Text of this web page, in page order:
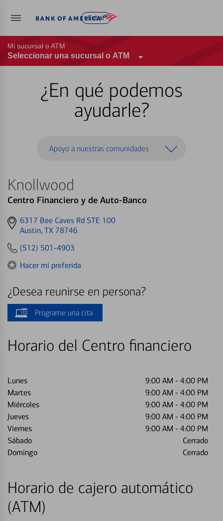
Entrar
Mi sucursal o ATM
Seleccionar una sucursal o ATM
¿En qué podemos
ayudarle?
Apoyo a nuestras comunidades
Knollwood
Centro Financiero y de Auto-Banco
Get
directions
6317 Bee Caves Rd STE 100
Austin, TX 78746
(512) 501-4903
Hacer mi preferida
¿Desea reunirse en persona?
Programe una cita
Horario del Centro financiero
Lunes 9:00 AM - 4:00 PM
Martes
9:00 AM - 4:00 PM
Miércoles
9:00 AM - 4:00 PM
Jueves
9:00 AM - 4:00 PM
Viernes
9:00 AM - 4:00 PM
Sábado
Cerrado
Domingo
Cerrado
Horario de cajero automático
(ATM)